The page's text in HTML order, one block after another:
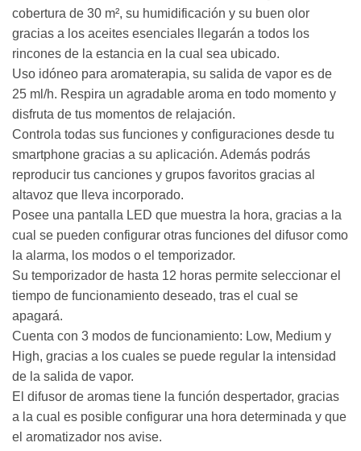
cobertura de 30 m², su humidificación y su buen olor
gracias a los aceites esenciales llegarán a todos los
rincones de la estancia en la cual sea ubicado.
Uso idóneo para aromaterapia, su salida de vapor es de
25 ml/h. Respira un agradable aroma en todo momento y
disfruta de tus momentos de relajación.
Controla todas sus funciones y configuraciones desde tu
smartphone gracias a su aplicación. Además podrás
reproducir tus canciones y grupos favoritos gracias al
altavoz que lleva incorporado.
Posee una pantalla LED que muestra la hora, gracias a la
cual se pueden configurar otras funciones del difusor como
la alarma, los modos o el temporizador.
Su temporizador de hasta 12 horas permite seleccionar el
tiempo de funcionamiento deseado, tras el cual se
apagará.
Cuenta con 3 modos de funcionamiento: Low, Medium y
High, gracias a los cuales se puede regular la intensidad
de la salida de vapor.
El difusor de aromas tiene la función despertador, gracias
a la cual es posible configurar una hora determinada y que
el aromatizador nos avise.